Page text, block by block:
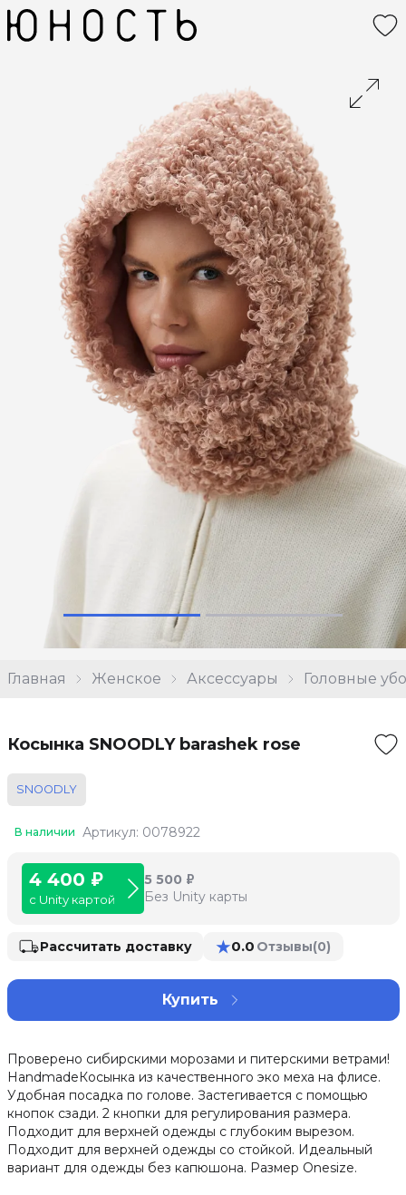
Главная Женское Аксессуары Головные
Косынка SNOODLY barashek rose
SNOODLY
В наличии Артикул: 0078922
4 400 ₽
с Unity картой
5 500 ₽
Без Unity карты
Рассчитать доставку ★0.0 Отзывы(0)
Купить
Проверено сибирскими морозами и питерскими ветрами!
HandmadeКосынка из качественного эко меха на флисе.
Удобная посадка по голове. Застегивается с помощью
кнопок сзади. 2 кнопки для регулирования размера.
Подходит для верхней одежды с глубоким вырезом.
Подходит для верхней одежды со стойкой. Идеальный
вариант для одежды без капюшона. Размер Onesize.